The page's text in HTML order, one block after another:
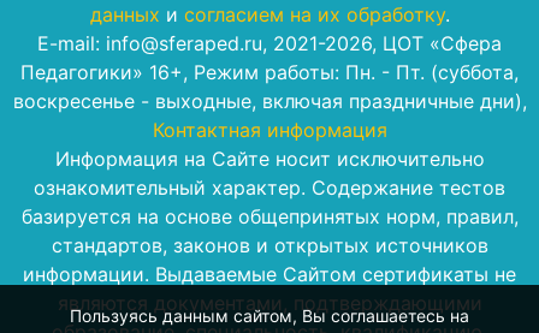
Пользуясь данным сайтом, Вы соглашаетесь на
данных и согласием на их обработку.
E-mail: info@sferaped.ru, 2021-2026, ЦОТ «Сфера
Педагогики» 16+, Режим работы: Пн. - Пт. (суббота,
воскресенье - выходные, включая праздничные дни),
Контактная информация
Информация на Сайте носит исключительно
ознакомительный характер. Содержание тестов
базируется на основе общепринятых норм, правил,
стандартов, законов и открытых источников
информации. Выдаваемые Сайтом сертификаты не
являются документами, подтверждающими